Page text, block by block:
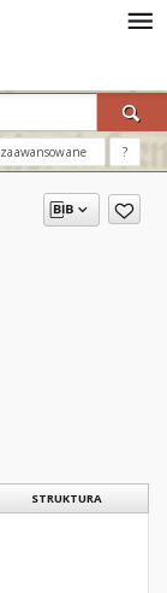
?
STRUKTURA